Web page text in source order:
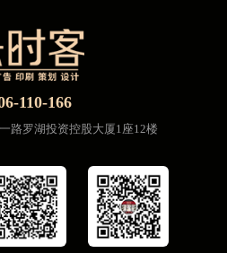
110-166
路罗湖投资控股大厦1座12楼